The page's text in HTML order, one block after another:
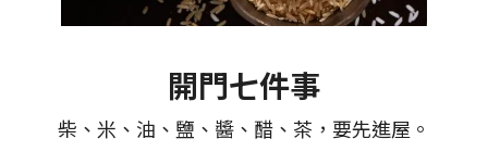
開門七件事
柴、米、油、鹽、醬、醋、茶，要先進屋。